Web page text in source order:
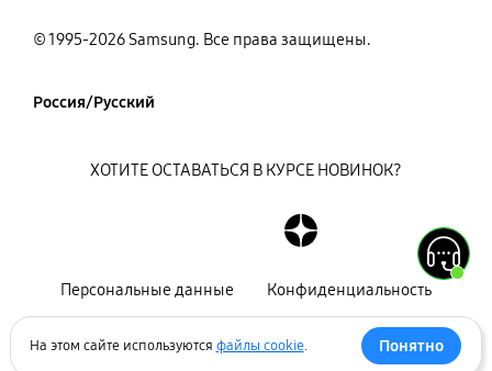
© 1995-2026 Samsung. Все права защищены.
Россия/Русский
Персональные данные Конфиденциальность
ХОТИТЕ ОСТАВАТЬСЯ В КУРСЕ НОВИНОК?
На этом сайте используются файлы cookie. Понятно